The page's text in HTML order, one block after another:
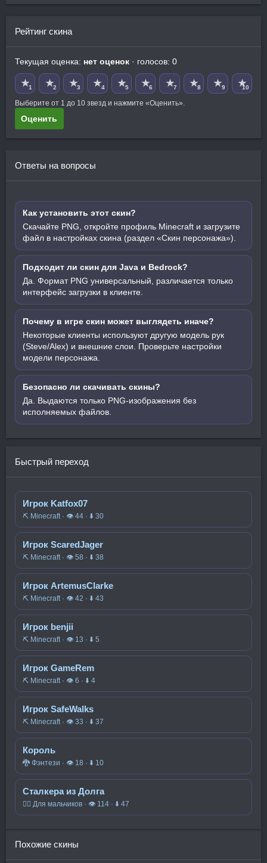
Рейтинг скина
Текущая оценка: нет оценок · голосов: 0
★1 ★2 ★3 ★4 ★5 ★6 ★7 ★8 ★9 ★10
Выберите от 1 до 10 звезд и нажмите «Оценить».
Оценить
Ответы на вопросы
Как установить этот скин?
Скачайте PNG, откройте профиль Minecraft и загрузите
файл в настройках скина (раздел «Скин персонажа»).
Подходит ли скин для Java и Bedrock?
Да. Формат PNG универсальный, различается только
интерфейс загрузки в клиенте.
Почему в игре скин может выглядеть иначе?
Некоторые клиенты используют другую модель рук
(Steve/Alex) и внешние слои. Проверьте настройки
модели персонажа.
Безопасно ли скачивать скины?
Да. Выдаются только PNG-изображения без
исполняемых файлов.
Быстрый переход
Игрок Katfox07
⛏️ Minecraft · 👁 44 · ⬇ 30
Игрок ScaredJager
⛏️ Minecraft · 👁 58 · ⬇ 38
Игрок ArtemusClarke
⛏️ Minecraft · 👁 42 · ⬇ 43
Игрок benjii
⛏️ Minecraft · 👁 13 · ⬇ 5
Игрок GameRem
⛏️ Minecraft · 👁 6 · ⬇ 4
Игрок SafeWalks
⛏️ Minecraft · 👁 33 · ⬇ 37
Король
🐉 Фэнтези · 👁 18 · ⬇ 10
Сталкера из Долга
🧍‍♂️ Для мальчиков · 👁 114 · ⬇ 47
Похожие скины